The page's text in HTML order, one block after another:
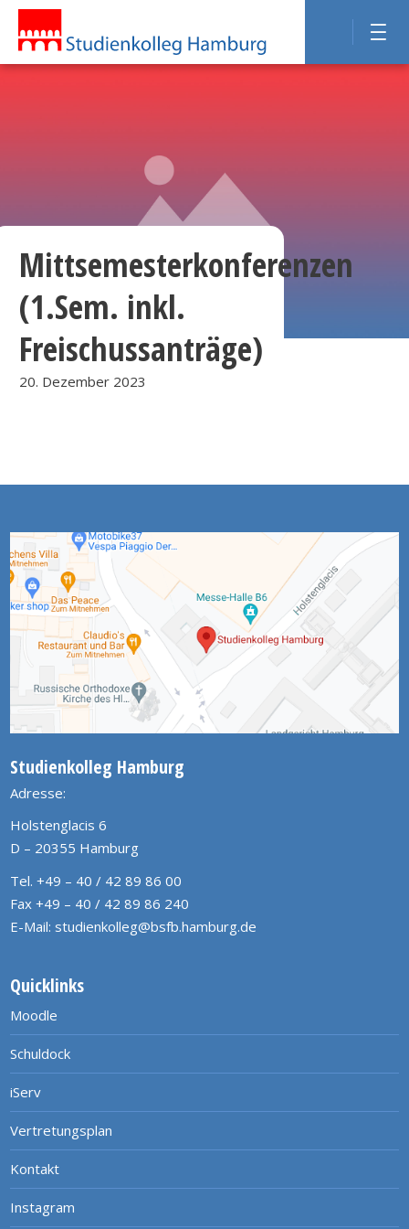
Mittsemesterkonferenzen
(1.Sem. inkl.
Freischussanträge)
20. Dezember 2023
Studienkolleg Hamburg
Adresse:
Holstenglacis 6
D – 20355 Hamburg
Tel. +49 – 40 / 42 89 86 00
Fax +49 – 40 / 42 89 86 240
E-Mail: studienkolleg@bsfb.hamburg.de
Quicklinks
Moodle
Schuldock
iServ
Vertretungsplan
Kontakt
Instagram